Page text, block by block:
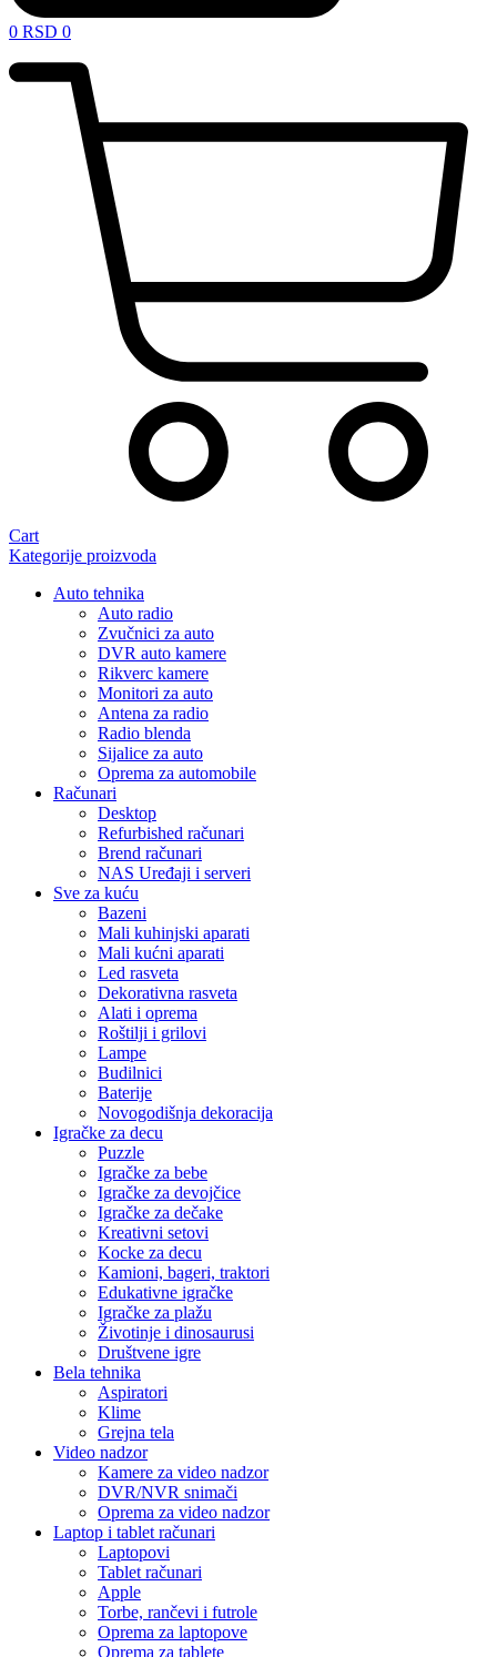
0 RSD 0
Cart
Kategorije proizvoda
Auto tehnika
Auto radio
Zvučnici za auto
DVR auto kamere
Rikverc kamere
Monitori za auto
Antena za radio
Radio blenda
Sijalice za auto
Oprema za automobile
Računari
Desktop
Refurbished računari
Brend računari
NAS Uređaji i serveri
Sve za kuću
Bazeni
Mali kuhinjski aparati
Mali kućni aparati
Led rasveta
Dekorativna rasveta
Alati i oprema
Roštilji i grilovi
Lampe
Budilnici
Baterije
Novogodišnja dekoracija
Igračke za decu
Puzzle
Igračke za bebe
Igračke za devojčice
Igračke za dečake
Kreativni setovi
Kocke za decu
Kamioni, bageri, traktori
Edukativne igračke
Igračke za plažu
Životinje i dinosaurusi
Društvene igre
Bela tehnika
Aspiratori
Klime
Grejna tela
Video nadzor
Kamere za video nadzor
DVR/NVR snimači
Oprema za video nadzor
Laptop i tablet računari
Laptopovi
Tablet računari
Apple
Torbe, rančevi i futrole
Oprema za laptopove
Oprema za tablete